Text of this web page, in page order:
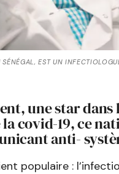
EST UN
une star dans
covid-19, ce
anti-
populaire :